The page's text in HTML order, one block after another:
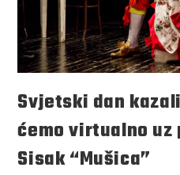
Svjetski dan
ćemo virtualno uz
Sisak “Mušica”